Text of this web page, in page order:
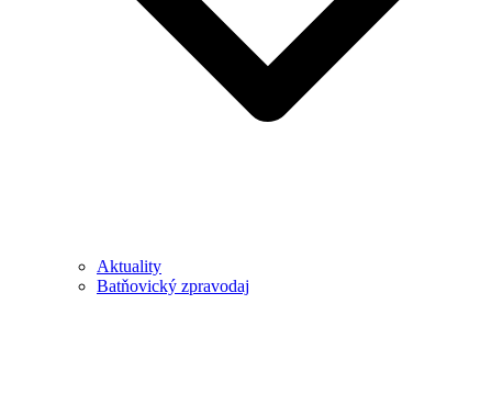
Aktuality
Batňovický zpravodaj